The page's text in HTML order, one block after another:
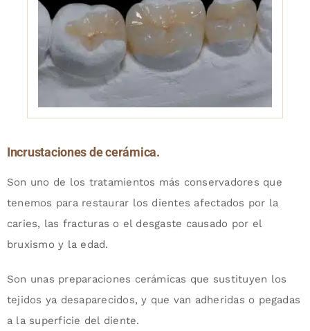
Incrustaciones de cerámica.
Son uno de los tratamientos más conservadores que
tenemos para restaurar los dientes afectados por la
caries, las fracturas o el desgaste causado por el
bruxismo y la edad.
Son unas preparaciones cerámicas que sustituyen los
tejidos ya desaparecidos, y que van adheridas o pegadas
a la superficie del diente.